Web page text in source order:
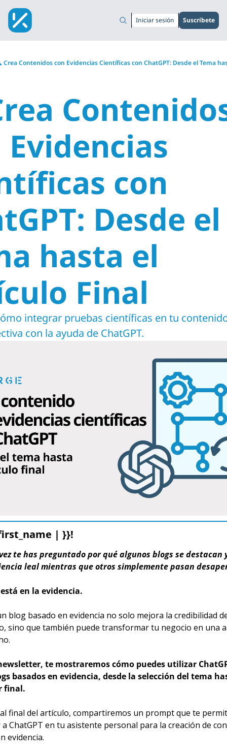
Iniciar sesión Suscríbete
Crea Contenidos con Evidencias Científicas con ChatGPT: Desde el Tema
con
Desde el
hasta el
Final
integrar pruebas científicas en tu
con la ayuda de ChatGPT.
| }}!
te has preguntado por qué algunos blogs se destacan
leal mientras que otros simplemente pasan
en la evidencia.
blog basado en evidencia no solo mejora la credibilidad
sino que también puede transformar tu negocio en una
te mostraremos cómo puedes utilizar
basados en evidencia, desde la selección del tema
final.
final del artículo, compartiremos un prompt que te
ChatGPT en tu asistente personal para la creación de
evidencia.